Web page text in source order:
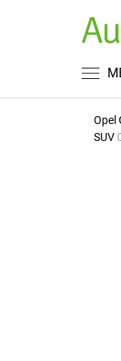
Opel
SUV